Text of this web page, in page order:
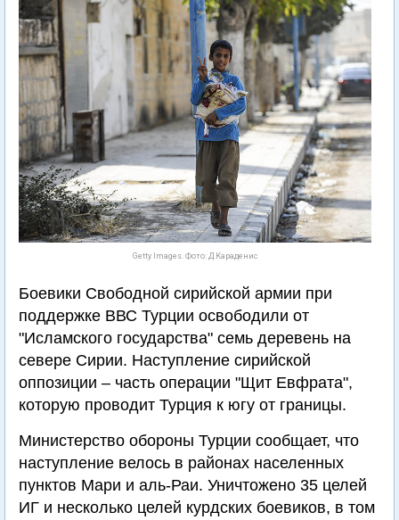
Getty Images. Фото: Д.Караденис
Боевики Свободной сирийской армии при
поддержке ВВС Турции освободили от
"Исламского государства" семь деревень на
севере Сирии. Наступление сирийской
оппозиции – часть операции "Щит Евфрата",
которую проводит Турция к югу от границы.
Министерство обороны Турции сообщает, что
наступление велось в районах населенных
пунктов Мари и аль-Раи. Уничтожено 35 целей
ИГ и несколько целей курдских боевиков, в том